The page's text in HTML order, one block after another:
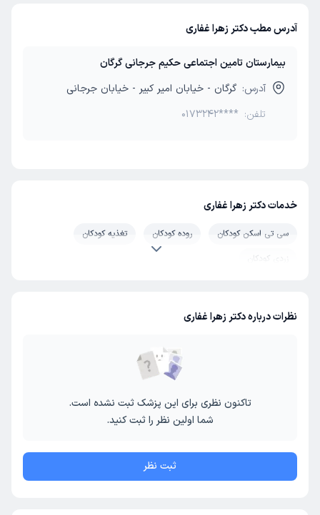
آدرس مطب دکتر زهرا غفاری
بیمارستان تامین اجتماعی حکیم جرجانی گرگان
آدرس: گرگان - خیابان امیر کبیر - خیابان جرجانی
تلفن: 0173242****
خدمات دکتر زهرا غفاری
سی تی اسکن کودکان روده کودکان
تغذیه کودکان
زردی کودکان
نظرات درباره دکتر زهرا غفاری
تاکنون نظری برای این پزشک ثبت نشده است.
شما اولین نظر را ثبت کنید.
ثبت نظر